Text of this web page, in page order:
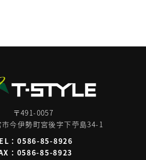
〒491-0057
今伊勢町宮後字下苧島34-1
：0586-85-8926
：0586-85-8923